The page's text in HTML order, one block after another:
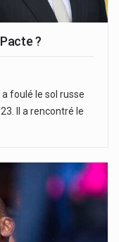
?
a foulé le sol russe
Il a rencontré le